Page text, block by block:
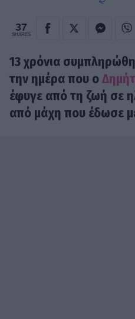
37
SHARES
13 χρόνια
την ημέρα που ο
έφυγε από τη ζωή σε
από μάχη που έδωσε